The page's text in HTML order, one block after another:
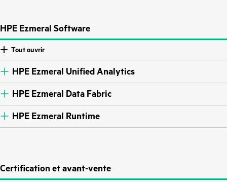
HPE Ezmeral Software
Tout ouvrir
HPE Ezmeral Unified Analytics
HPE Ezmeral Data Fabric
HPE Ezmeral Runtime
Certification et avant-vente